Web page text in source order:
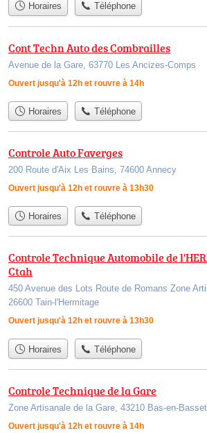
Horaires Téléphone
Cont Techn Auto des Combrailles
Avenue de la Gare, 63770 Les Ancizes-Comps
Ouvert jusqu'à 12h et rouvre à 14h
Horaires Téléphone
Controle Auto Faverges
200 Route d'Aix Les Bains, 74600 Annecy
Ouvert jusqu'à 12h et rouvre à 13h30
Horaires Téléphone
Controle Technique Automobile de
Ctah
450 Avenue des Lots Route de Romans Zone
26600 Tain-l'Hermitage
Ouvert jusqu'à 12h et rouvre à 13h30
Horaires Téléphone
Controle Technique de la Gare
Zone Artisanale de la Gare, 43210 Bas-en-Basset
Ouvert jusqu'à 12h et rouvre à 14h